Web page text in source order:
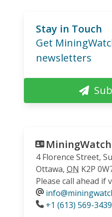
Stay in Touch
Get
newsletters
4 Florence Street,
Ottawa, ON K2P
Please call ahead if
Phone
+1 (613) 569-3439